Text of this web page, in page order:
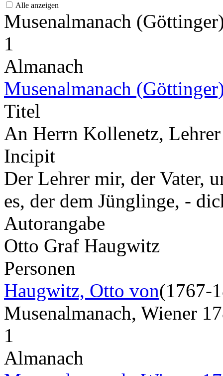
Alle anzeigen
Musenalmanach
1
Almanach
Musenalmanach
Titel
An Herrn Kollenetz,
Incipit
Der Lehrer mir, der Vater,
es, der dem Jünglinge, -
Autorangabe
Otto Graf Haugwitz
Personen
Haugwitz, Otto von(1767-
Musenalmanach, Wiener
1
Almanach